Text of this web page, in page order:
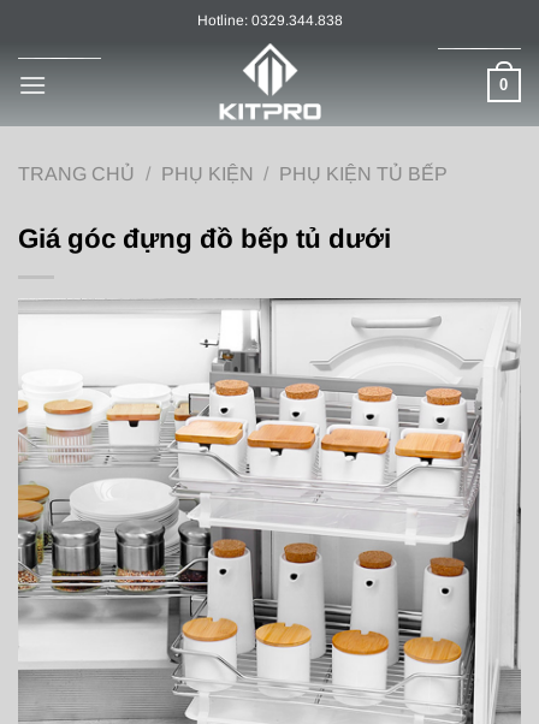
nội
Hotline: 0329.344.838
0
TRANG CHỦ / PHỤ KIỆN / PHỤ KIỆN TỦ BẾP
Giá góc đựng đồ bếp tủ dưới